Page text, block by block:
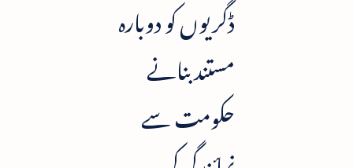
ڈگریوں کو دوبارہ
مستند بنانے
حکومت سے